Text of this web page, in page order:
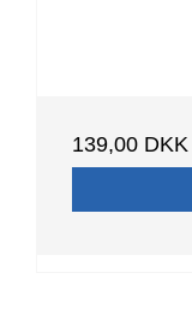
139,00 DKK